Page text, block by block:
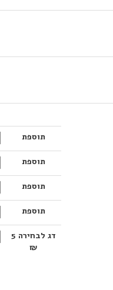
תוספת
תוספת
תוספת
תוספת
דג לבחירה 5
₪